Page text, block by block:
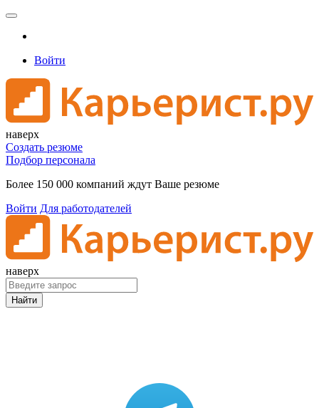
Войти
наверх
Создать резюме
Подбор персонала
Более 150 000 компаний ждут Ваше резюме
Войти Для работодателей
наверх
Найти